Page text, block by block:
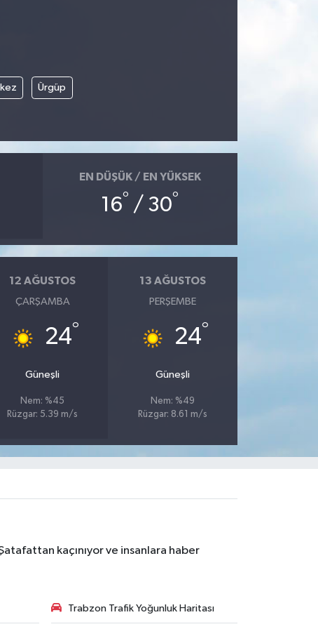
Ürgüp
EN DÜŞÜK / EN YÜKSEK
16° / 30°
12 AĞUSTOS
ÇARŞAMBA
24°
Güneşli
Nem: %45
Rüzgar: 5.39 m/s
13 AĞUSTOS
PERŞEMBE
24°
Güneşli
Nem: %49
Rüzgar: 8.61 m/s
kaçınıyor ve insanlara haber
Trabzon Trafik Yoğunluk Haritası